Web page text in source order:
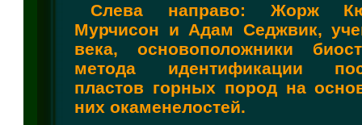
Слева направо: Жорж
Мурчисон и Адам Седжвик,
века, основоположники
метода идентификации
пластов горных пород на
них окаменелостей.